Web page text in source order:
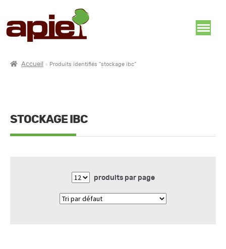
Accueil Produits identifiés “stockage ibc”
STOCKAGE IBC
produits par page